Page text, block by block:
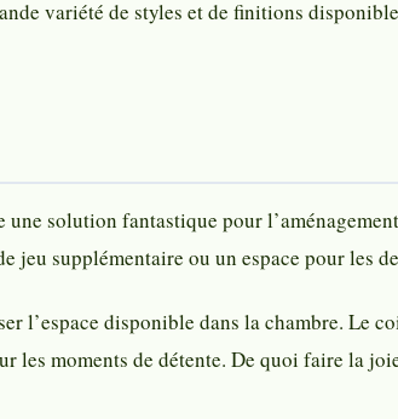
variété de styles et de finitions
solution fantastique pour
jeu supplémentaire ou un espace pour les
l’espace disponible dans la chambre. Le
les moments de détente. De quoi faire la